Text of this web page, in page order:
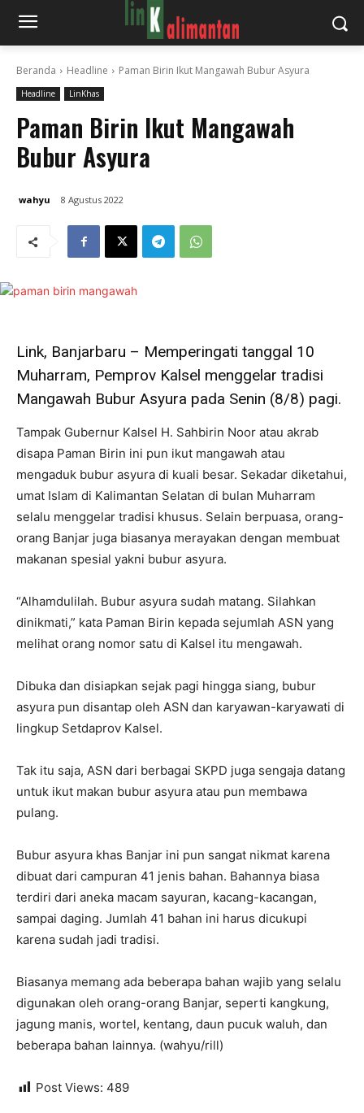
Beranda Headline Paman Birin Ikut Mangawah Bubur Asyura
Headline LinKhas
Paman Birin Ikut Mangawah
Bubur Asyura
wahyu 8 Agustus 2022
Link, Banjarbaru – Memperingati tanggal 10
Muharram, Pemprov Kalsel menggelar tradisi
Mangawah Bubur Asyura pada Senin (8/8) pagi.
Tampak Gubernur Kalsel H. Sahbirin Noor atau akrab
disapa Paman Birin ini pun ikut mangawah atau
mengaduk bubur asyura di kuali besar. Sekadar diketahui,
umat Islam di Kalimantan Selatan di bulan Muharram
selalu menggelar tradisi khusus. Selain berpuasa, orang-
orang Banjar juga biasanya merayakan dengan membuat
makanan spesial yakni bubur asyura.
“Alhamdulilah. Bubur asyura sudah matang. Silahkan
dinikmati,” kata Paman Birin kepada sejumlah ASN yang
melihat orang nomor satu di Kalsel itu mengawah.
Dibuka dan disiapkan sejak pagi hingga siang, bubur
asyura pun disantap oleh ASN dan karyawan-karyawati di
lingkup Setdaprov Kalsel.
Tak itu saja, ASN dari berbagai SKPD juga sengaja datang
untuk ikut makan bubur asyura atau pun membawa
pulang.
Bubur asyura khas Banjar ini pun sangat nikmat karena
dibuat dari campuran 41 jenis bahan. Bahannya biasa
terdiri dari aneka macam sayuran, kacang-kacangan,
sampai daging. Jumlah 41 bahan ini harus dicukupi
karena sudah jadi tradisi.
Biasanya memang ada beberapa bahan wajib yang selalu
digunakan oleh orang-orang Banjar, seperti kangkung,
jagung manis, wortel, kentang, daun pucuk waluh, dan
beberapa bahan lainnya. (wahyu/rill)
Post Views: 489